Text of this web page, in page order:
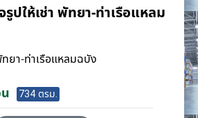
รูปให้เช่า พัทยา-ท่าเรือแหลม
ยา-ท่าเรือแหลมฉบัง
734 ตรม.